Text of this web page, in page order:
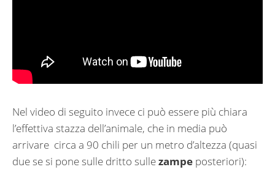
Nel video di seguito invece ci può essere più chiara
l’effettiva stazza dell’animale, che in media può
arrivare circa a 90 chili per un metro d’altezza (quasi
due se si pone sulle dritto sullezampe posteriori):